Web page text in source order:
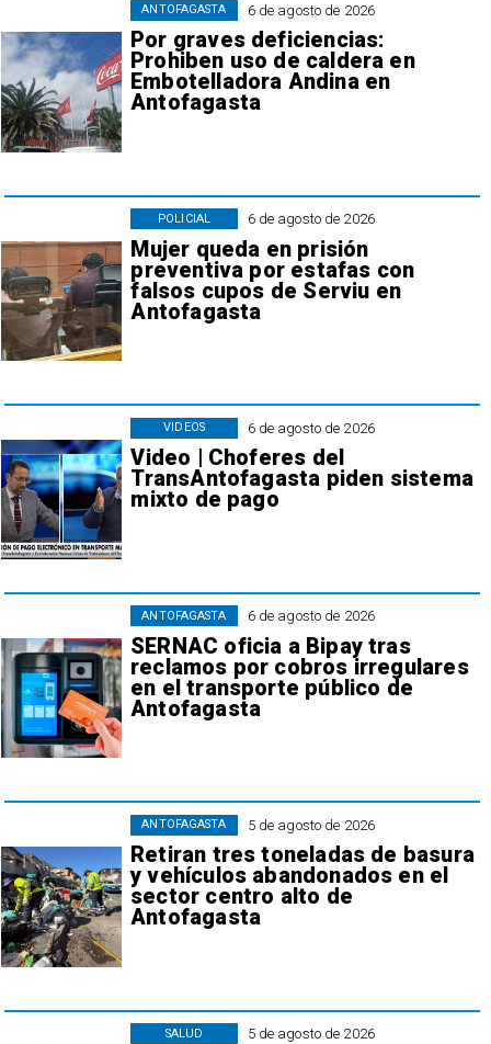
6 de agosto de 2026
Por graves deficiencias:
Prohiben uso de caldera en
Embotelladora Andina en
Antofagasta
ANTOFAGASTA
6 de agosto de 2026
Mujer queda en prisión
preventiva por estafas con
falsos cupos de Serviu en
Antofagasta
POLICIAL
6 de agosto de 2026
Video | Choferes del
TransAntofagasta piden sistema
mixto de pago
VIDEOS
6 de agosto de 2026
SERNAC oficia a Bipay tras
reclamos por cobros irregulares
en el transporte público de
Antofagasta
ANTOFAGASTA
5 de agosto de 2026
Retiran tres toneladas de basura
y vehículos abandonados en el
sector centro alto de
Antofagasta
ANTOFAGASTA
5 de agosto de 2026
SALUD